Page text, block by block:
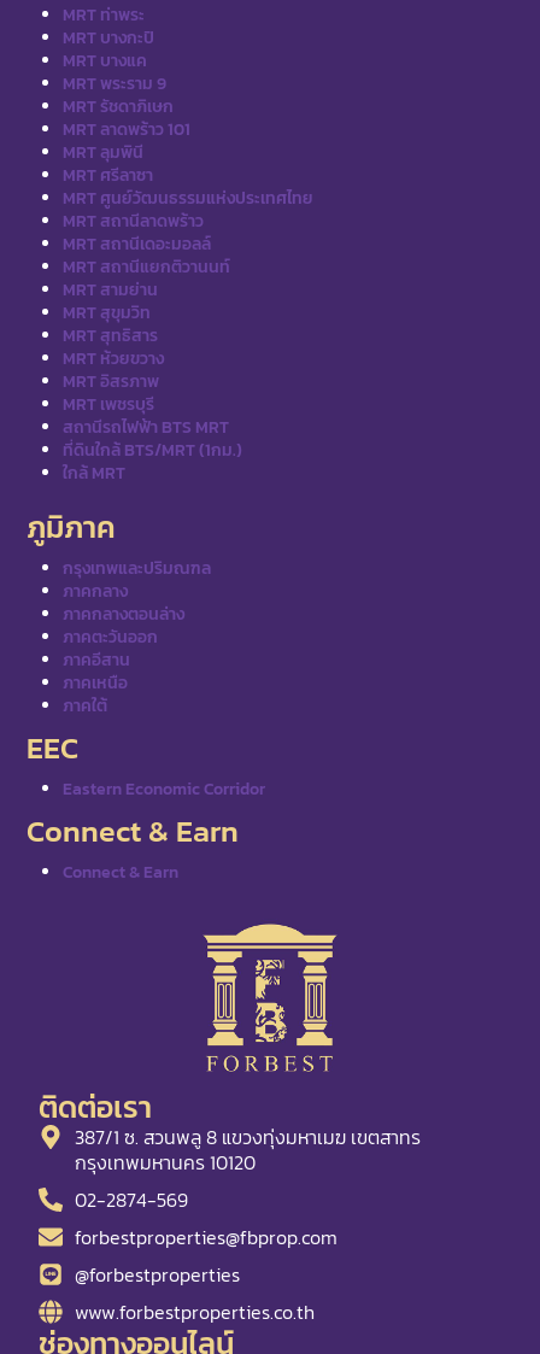
MRT ท่าพระ
MRT บางกะปิ
MRT บางแค
MRT พระราม 9
MRT รัชดาภิเษก
MRT ลาดพร้าว 101
MRT ลุมพินี
MRT ศรีลาซา
MRT ศูนย์วัฒนธรรมแห่งประเทศไทย
MRT สถานีลาดพร้าว
MRT สถานีเดอะมอลล์
MRT สถานีแยกติวานนท์
MRT สามย่าน
MRT สุขุมวิท
MRT สุทธิสาร
MRT ห้วยขวาง
MRT อิสรภาพ
MRT เพชรบุรี
สถานีรถไฟฟ้า BTS MRT
ที่ดินใกล้ BTS/MRT (1กม.)
ใกล้ MRT
ภูมิภาค
กรุงเทพและปริมณฑล
ภาคกลาง
ภาคกลางตอนล่าง
ภาคตะวันออก
ภาคอีสาน
ภาคเหนือ
ภาคใต้
EEC
Eastern Economic Corridor
Connect & Earn
Connect & Earn
ติดต่อเรา
387/1 ซ. สวนพลู 8 แขวงทุ่งมหาเมฆ เขตสาทร
กรุงเทพมหานคร 10120
02-2874-569
forbestproperties@fbprop.com
@forbestproperties
www.forbestproperties.co.th
ช่องทางออนไลน์